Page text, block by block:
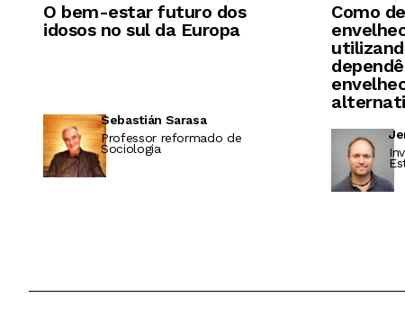
O bem-estar futuro dos
idosos no sul da Europa
Sebastián Sarasa
Professor reformado de
Sociologia
Como